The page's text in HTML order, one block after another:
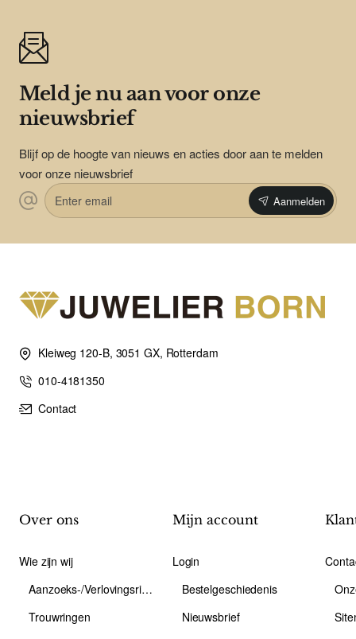
Meld je nu aan voor onze
nieuwsbrief
Blijf op de hoogte van nieuws en acties door aan te melden
voor onze nieuwsbrief
Enter
email
Aanmelden
Kleiweg 120-B, 3051 GX, Rotterdam
010-4181350
Contact
Over ons
Wie zijn wij
Aanzoeks-/Verlovingsring
Trouwringen
Mijn account
Login
Bestelgeschiedenis
Nieuwsbrief